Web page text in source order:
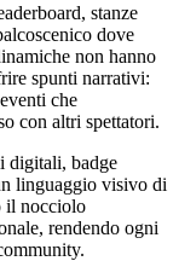
stanze
dove
non hanno
spunti narrativi:
che
con altri spettatori.
digitali, badge
linguaggio visivo di
il nocciolo
rendendo ogni